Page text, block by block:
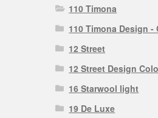
110 Timona
110 Timona Design -
12 Street
12 Street Design
16 Starwool light
19 De Luxe